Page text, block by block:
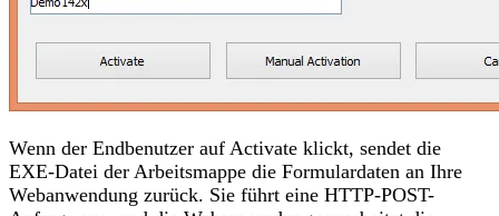
Wenn der Endbenutzer auf Activate klickt, sendet die
EXE-Datei der Arbeitsmappe die Formulardaten an Ihre
Webanwendung zurück. Sie führt eine HTTP-POST-